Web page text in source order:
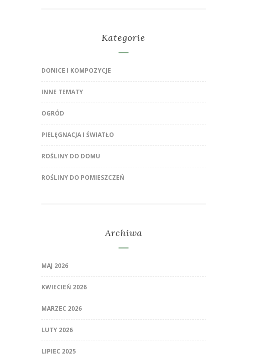
Kategorie
DONICE I KOMPOZYCJE
INNE TEMATY
OGRÓD
PIELĘGNACJA I ŚWIATŁO
ROŚLINY DO DOMU
ROŚLINY DO POMIESZCZEŃ
Archiwa
MAJ 2026
KWIECIEŃ 2026
MARZEC 2026
LUTY 2026
LIPIEC 2025